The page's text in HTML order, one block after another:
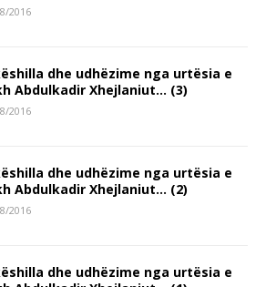
2016
dhe udhëzime nga urtësia e
Abdulkadir Xhejlaniut… (3)
2016
dhe udhëzime nga urtësia e
Abdulkadir Xhejlaniut… (2)
2016
dhe udhëzime nga urtësia e